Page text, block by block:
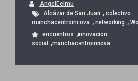
AngelDelmu
Alcázar de San Juan , colectivo
manchacentroinnova , networking ,
encuentros ,innovacion
social
,manchacentroinnova